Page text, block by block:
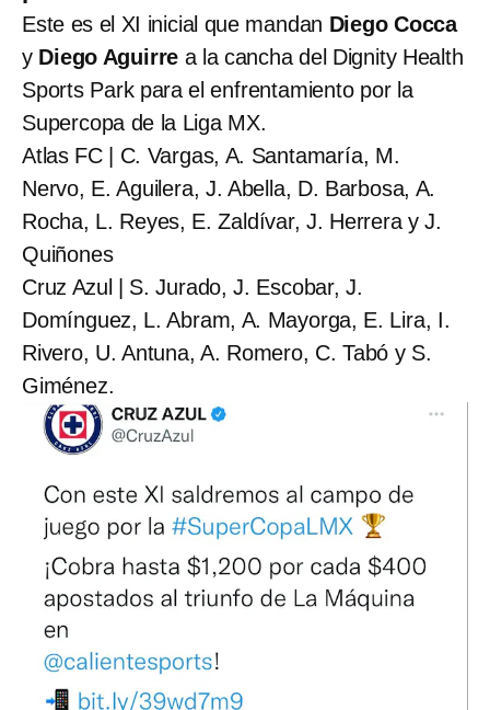
Este es el XI inicial que mandan Diego Cocca
y Diego Aguirre a la cancha del Dignity Health
Sports Park para el enfrentamiento por la
Supercopa de la Liga MX.
Atlas FC | C. Vargas, A. Santamaría, M.
Nervo, E. Aguilera, J. Abella, D. Barbosa, A.
Rocha, L. Reyes, E. Zaldívar, J. Herrera y J.
Quiñones
Cruz Azul | S. Jurado, J. Escobar, J.
Domínguez, L. Abram, A. Mayorga, E. Lira, I.
Rivero, U. Antuna, A. Romero, C. Tabó y S.
Giménez.